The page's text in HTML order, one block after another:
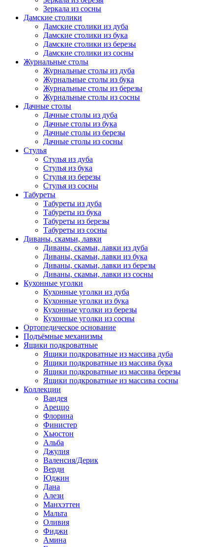
Зеркала из сосны
Дамские столики
Дамские столики из дуба
Дамские столики из бука
Дамские столики из березы
Дамские столики из сосны
Журнальные столы
Журнальные столы из дуба
Журнальные столы из бука
Журнальные столы из березы
Журнальные столы из сосны
Дачные столы
Дачные столы из дуба
Дачные столы из бука
Дачные столы из березы
Дачные столы из сосны
Стулья
Стулья из дуба
Стулья из бука
Стулья из березы
Стулья из сосны
Табуреты
Табуреты из дуба
Табуреты из бука
Табуреты из березы
Табуреты из сосны
Диваны, скамьи, лавки
Диваны, скамьи, лавки из дуба
Диваны, скамьи, лавки из бука
Диваны, скамьи, лавки из березы
Диваны, скамьи, лавки из сосны
Кухонные уголки
Кухонные уголки из дуба
Кухонные уголки из бука
Кухонные уголки из березы
Кухонные уголки из сосны
Ортопедическое основание
Подъёмные механизмы
Ящики подкроватные
Ящики подкроватные из массива дуба
Ящики подкроватные из массива бука
Ящики подкроватные из массива березы
Ящики подкроватные из массива сосны
Коллекции
Вандея
Ареццо
Флорина
Финистер
Хьюстон
Альба
Джулия
Валенсия/Дерик
Верди
Юджин
Дана
Алези
Манхэттен
Мальта
Оливия
Фиджи
Амина